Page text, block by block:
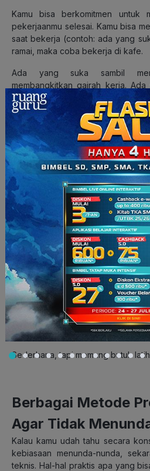
Kamu bisa berkomitmen untuk
pekerjaanmu selesai. Kamu bisa
saat bekerja (contoh: ada yang
ramai, maka coba bekerja di kafe.
Ada yang suka sambil
membangkitkan gairah kerja.
rapi agar mendapatkan suasana
ningkatin pengalaman
temen, maka kamu bisa buat grup
tugas sambil
video callbareng).
Baca Juga:7 Rekomendasi
Konsentrasi Belajar Kamu, Lho!
It’s really okay. Karena lagi-lagi,
Lalu, gimana cara mengurangi
Tergantung kepada karaktermu
sedang kamu lakukan. Kalau
udah megang hape, coba taroh
ngerjain aktivitasnya. Kalau
internet, coba matikan
sebentar.
Intinya, kamu tinggal melihat
tersebut yang bisa kamu
keinginan menunda-nunda.
Sederhana, tapi memang butuh
Berbagai Metode
Agar Tidak
Kalau kamu udah tahu secara
kebiasaan menunda-nunda,
teknis. Hal-hal praktis apa yang